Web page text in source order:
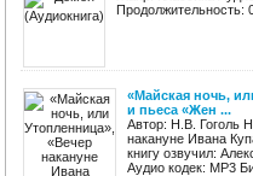
Продолжительность:
«Майская ночь,
и пьеса «Жен ...
Автор: Н.В. Гоголь
накануне Ивана
книгу озвучил:
Аудио кодек: MP3